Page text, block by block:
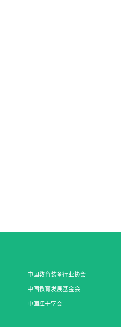
中国教育装备行业协会
中国教育发展基金会
中国红十字会